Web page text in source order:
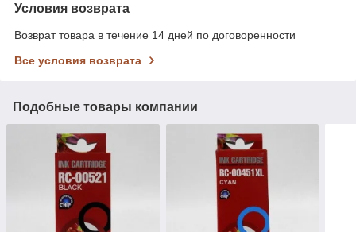
Условия возврата
Возврат товара в течение 14 дней по договоренности
Все условия возврата
Подобные товары компании